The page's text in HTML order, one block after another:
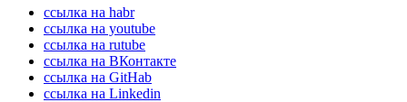
ссылка на habr
ссылка на youtube
ссылка на rutube
ссылка на ВКонтакте
ссылка на GitHab
ссылка на Linkedin